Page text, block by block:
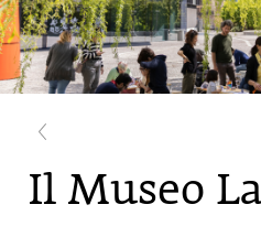
Il Museo